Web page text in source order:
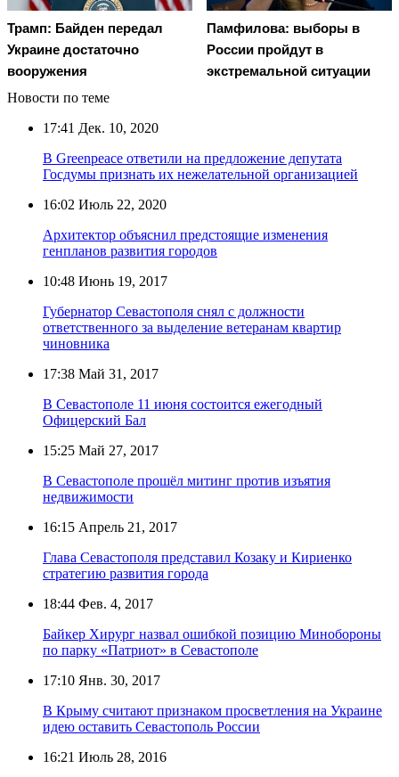
Трамп: Байден передал
Украине достаточно
вооружения
Памфилова: выборы в
России пройдут в
экстремальной ситуации
Новости по теме
17:41 Дек. 10, 2020
В Greenpeace ответили на предложение депутата
Госдумы признать их нежелательной организацией
16:02 Июль 22, 2020
Архитектор объяснил предстоящие изменения
генпланов развития городов
10:48 Июнь 19, 2017
Губернатор Севастополя снял с должности
ответственного за выделение ветеранам квартир
чиновника
17:38 Май 31, 2017
В Севастополе 11 июня состоится ежегодный
Офицерский Бал
15:25 Май 27, 2017
В Севастополе прошёл митинг против изъятия
недвижимости
16:15 Апрель 21, 2017
Глава Севастополя представил Козаку и Кириенко
стратегию развития города
18:44 Фев. 4, 2017
Байкер Хирург назвал ошибкой позицию Минобороны
по парку «Патриот» в Севастополе
17:10 Янв. 30, 2017
В Крыму считают признаком просветления на Украине
идею оставить Севастополь России
16:21 Июль 28, 2016